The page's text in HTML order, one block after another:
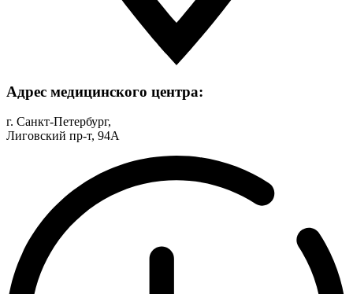
Адрес медицинского центра:
г. Санкт-Петербург,
Лиговский пр-т, 94А